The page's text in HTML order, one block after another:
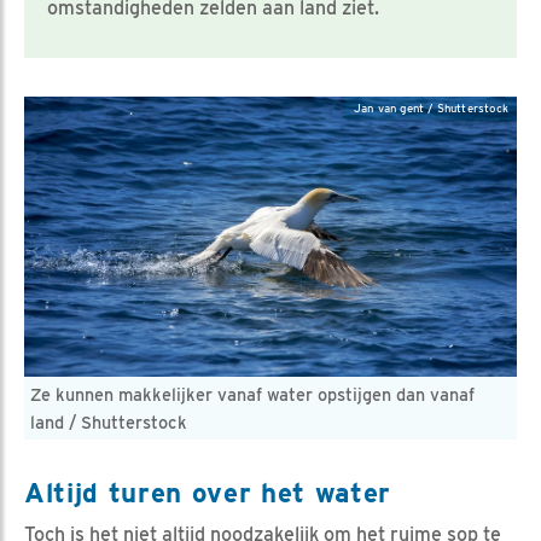
omstandigheden zelden aan land ziet.
Ze kunnen makkelijker vanaf water opstijgen dan vanaf
land / Shutterstock
Jan van gent / Shutterstock
Altijd turen over het water
Toch is het niet altijd noodzakelijk om het ruime sop te